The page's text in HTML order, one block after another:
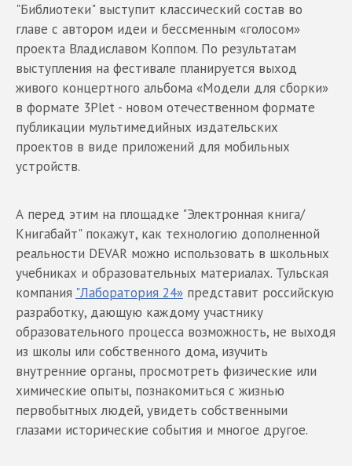
"Библиотеки" выступит классический состав во
главе с автором идеи и бессменным «голосом»
проекта Владиславом Коппом. По результатам
выступления на фестивале планируется выход
живого концертного альбома «Модели для сборки»
в формате 3Plet - новом отечественном формате
публикации мультимедийных издательских
проектов в виде приложений для мобильных
устройств.
А перед этим на площадке "Электронная книга/
Книгабайт" покажут, как технологию дополненной
реальности DEVAR можно использовать в школьных
учебниках и образовательных материалах. Тульская
компания "Лаборатория 24» представит российскую
разработку, дающую каждому участнику
образовательного процесса возможность, не выходя
из школы или собственного дома, изучить
внутренние органы, просмотреть физические или
химические опыты, познакомиться с жизнью
первобытных людей, увидеть собственными
глазами исторические события и многое другое.